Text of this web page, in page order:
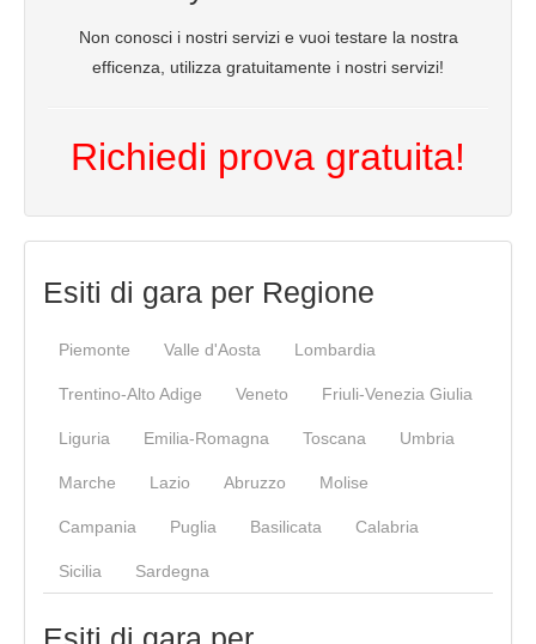
Non conosci i nostri servizi e vuoi testare la nostra
efficenza, utilizza gratuitamente i nostri servizi!
Richiedi prova gratuita!
Esiti di gara per Regione
Piemonte Valle d'Aosta Lombardia
Trentino-Alto Adige Veneto Friuli-Venezia Giulia
Liguria Emilia-Romagna Toscana Umbria
Marche Lazio Abruzzo Molise
Campania Puglia Basilicata Calabria
Sicilia Sardegna